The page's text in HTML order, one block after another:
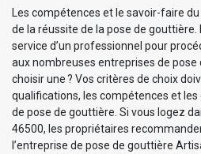
Les compétences et le savoir-faire
de la réussite de la pose de
service d’un professionnel pour
aux nombreuses entreprises de
choisir une ? Vos critères de choix
qualifications, les compétences et les
de pose de gouttière. Si vous logez
46500, les propriétaires
l’entreprise de pose de gouttière